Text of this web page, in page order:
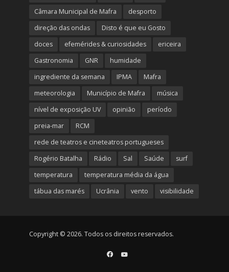
Câmara Municipal de Mafra
desporto
direção das ondas
Disto é que eu Gosto
doces
efemérides & curiosidades
ericeira
Gastronomia
GNR
humidade
ingrediente da semana
IPMA
Mafra
meteorologia
Município de Mafra
música
nível de exposição UV
opinião
período
preia-mar
RCM
rede de teatros e cineteatros portugueses
Rogério Batalha
Rádio Sal Saúde
surf
temperatura
temperatura média da água
tábua das marés
Ucrânia vento visibilidade
Copyright © 2026. Todos os direitos reservados.